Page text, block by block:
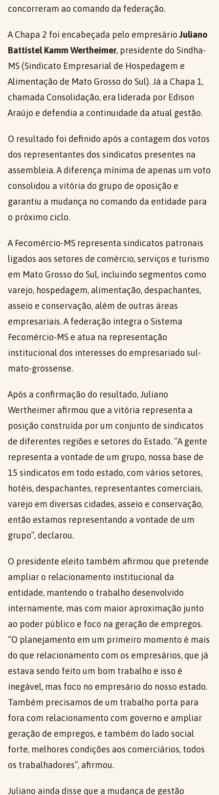
concorreram ao comando da federação.
A Chapa 2 foi encabeçada pelo empresárioJuliano
Battistel Kamm Wertheimer, presidente do Sindha-
MS (Sindicato Empresarial de Hospedagem e
Alimentação de Mato Grosso do Sul). Já a Chapa 1,
chamada Consolidação, era liderada por Edison
Araújo e defendia a continuidade da atual gestão.
O resultado foi definido após a contagem dos votos
dos representantes dos sindicatos presentes na
assembleia. A diferença mínima de apenas um voto
consolidou a vitória do grupo de oposição e
garantiu a mudança no comando da entidade para
o próximo ciclo.
A Fecomércio-MS representa sindicatos patronais
ligados aos setores de comércio, serviços e turismo
em Mato Grosso do Sul, incluindo segmentos como
varejo, hospedagem, alimentação, despachantes,
asseio e conservação, além de outras áreas
empresariais. A federação integra o Sistema
Fecomércio-MS e atua na representação
institucional dos interesses do empresariado sul-
mato-grossense.
Após a confirmação do resultado, Juliano
Wertheimer afirmou que a vitória representa a
posição construída por um conjunto de sindicatos
de diferentes regiões e setores do Estado. “A gente
representa a vontade de um grupo, nossa base de
15 sindicatos em todo estado, com vários setores,
hotéis, despachantes, representantes comerciais,
varejo em diversas cidades, asseio e conservação,
então estamos representando a vontade de um
grupo”, declarou.
O presidente eleito também afirmou que pretende
ampliar o relacionamento institucional da
entidade, mantendo o trabalho desenvolvido
internamente, mas com maior aproximação junto
ao poder público e foco na geração de empregos.
“O planejamento em um primeiro momento é mais
do que relacionamento com os empresários, que já
estava sendo feito um bom trabalho e isso é
inegável, mas foco no empresário do nosso estado.
Também precisamos de um trabalho porta para
fora com relacionamento com governo e ampliar
geração de empregos, e também do lado social
forte, melhores condições aos comerciários, todos
os trabalhadores”, afirmou.
Juliano ainda disse que a mudança de gestão